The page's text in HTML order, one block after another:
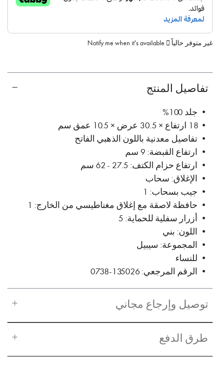
غير متوفر حالياً Notify me when it's available
تفاصيل المنتج
• جلد 100%
• 18 ارتفاع × 30.5 عرض × 10.5 عمق سم
• تفاصيل معدنية باللون الذهبي الفاتح
• ارتفاع القبضة: 9 سم
• ارتفاع حزام الكتف: 27.5 - 62 سم
• الإغلاق: سحاب
• جيب بسحاب: 1
• حافظة لاصقة مع إغلاق مغناطيسي من الخارج: 1
• أزرار سفلية للحماية: 5
• اللون: بني
• المجموعة: سيبيل
• للنساء
• الرقم المرجعي: 135026-0738
توصيل وإرجاع مجاني
طرق الدفع